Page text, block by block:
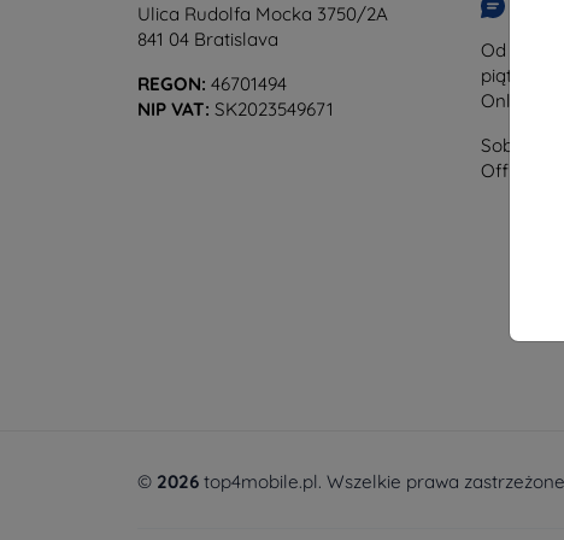
Ulica Rudolfa Mocka 3750/2A
841 04 Bratislava
REGON: 46701494
NIP VAT: SK2023549671
Od
piątku:
Online
Sobota i
Offline
© 2026 top4mobile.pl. Wszelkie prawa